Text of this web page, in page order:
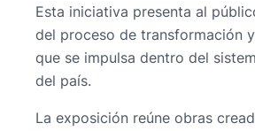
Esta iniciativa presenta al
del proceso de transformación
que se impulsa dentro del
del país.
La exposición reúne obras